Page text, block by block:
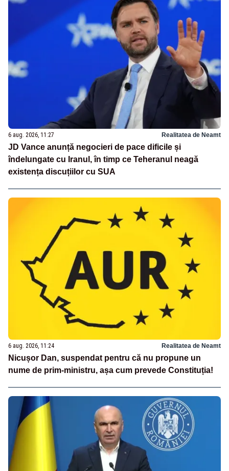
6 aug. 2026, 11:27 Realitatea de Neamt
JD Vance anunță negocieri de pace dificile și
îndelungate cu Iranul, în timp ce Teheranul neagă
existența discuțiilor cu SUA
6 aug. 2026, 11:24 Realitatea de Neamt
Nicușor Dan, suspendat pentru că nu propune un
nume de prim-ministru, așa cum prevede Constituția!